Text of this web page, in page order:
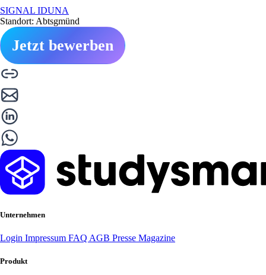
SIGNAL IDUNA
Standort: Abtsgmünd
Jetzt bewerben
Unternehmen
Login Impressum FAQ AGB Presse Magazine
Produkt